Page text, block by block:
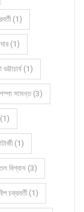
(1)
(1)
ভট্টাচার্য (1)
শম্পা সামন্ত (3)
(1)
বিশ্বাস (3)
চক্রবর্তী (1)